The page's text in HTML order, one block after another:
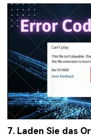
7. Laden Sie das